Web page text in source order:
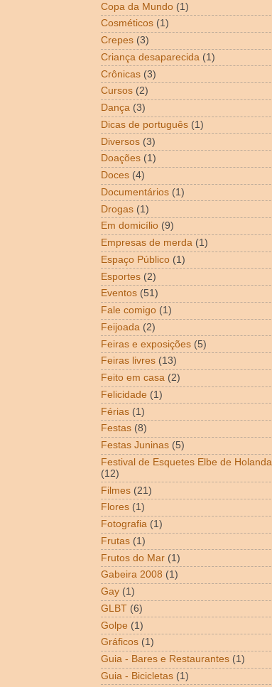
Copa da Mundo (1)
Cosméticos (1)
Crepes (3)
Criança desaparecida (1)
Crônicas (3)
Cursos (2)
Dança (3)
Dicas de português (1)
Diversos (3)
Doações (1)
Doces (4)
Documentários (1)
Drogas (1)
Em domicílio (9)
Empresas de merda (1)
Espaço Público (1)
Esportes (2)
Eventos (51)
Fale comigo (1)
Feijoada (2)
Feiras e exposições (5)
Feiras livres (13)
Feito em casa (2)
Felicidade (1)
Férias (1)
Festas (8)
Festas Juninas (5)
Festival de Esquetes Elbe de Holanda
(12)
Filmes (21)
Flores (1)
Fotografia (1)
Frutas (1)
Frutos do Mar (1)
Gabeira 2008 (1)
Gay (1)
GLBT (6)
Golpe (1)
Gráficos (1)
Guia - Bares e Restaurantes (1)
Guia - Bicicletas (1)